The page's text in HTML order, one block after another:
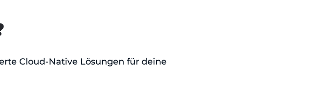
Cloud-Native Lösungen für deine